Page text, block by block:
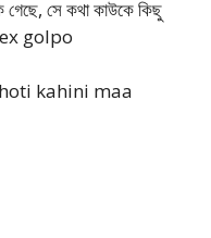
গেছে, সে কথা কাউকে কিছু
golpo
choti kahini maa